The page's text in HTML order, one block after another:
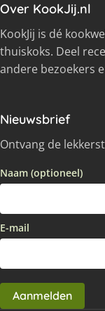
Over KookJij.nl
KookJij is dé
thuiskoks. Deel
andere bezoekers
Nieuwsbrief
Ontvang de
Naam (optioneel)
E-mail
Aanmelden